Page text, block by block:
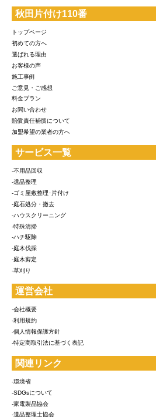
秋田片付け110番
トップページ
初めての方へ
選ばれる理由
お客様の声
施工事例
ご意見・ご感想
料金プラン
お問い合わせ
賠償責任補償について
加盟希望の業者の方へ
サービス一覧
-不用品回収
-遺品整理
-ゴミ屋敷整理･片付け
-庭石処分・撤去
-ハウスクリーニング
-特殊清掃
-ハチ駆除
-庭木伐採
-庭木剪定
-草刈り
運営会社
-会社概要
-利用規約
-個人情報保護方針
-特定商取引法に基づく表記
関連リンク
-環境省
-SDGsについて
-家電製品協会
-遺品整理士協会